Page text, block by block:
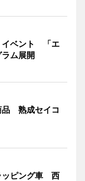
イベント 「エ
ム展開
品 熟成セイコ
ッピング車 西